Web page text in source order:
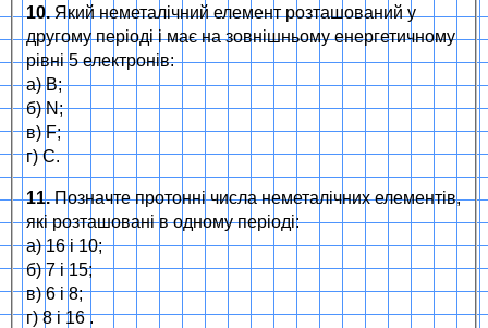
10.Який неметалічний елемент розташований у
другому періоді і має на зовнішньому енергетичному
рівні 5 електронів:
а) B;
б) N;
в) F;
г) C.
11.Позначте протонні числа неметалічних елементів,
які розташовані в одному періоді:
а) 16 і 10;
б) 7 і 15;
в) 6 і 8;
г) 8 і 16 .